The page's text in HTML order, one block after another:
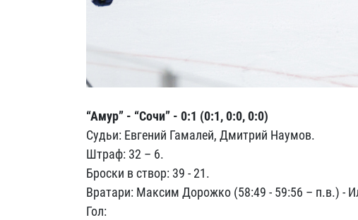
“Амур” - “Сочи” - 0:1 (0:1, 0:0, 0:0)
Судьи: Евгений Гамалей, Дмитрий Наумов.
Штраф: 32 – 6.
Броски в створ: 39 - 21.
Вратари: Максим Дорожко (58:49 - 59:56 – п.в.) -
Гол: